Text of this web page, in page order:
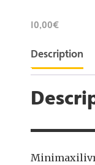
10,00€
Description